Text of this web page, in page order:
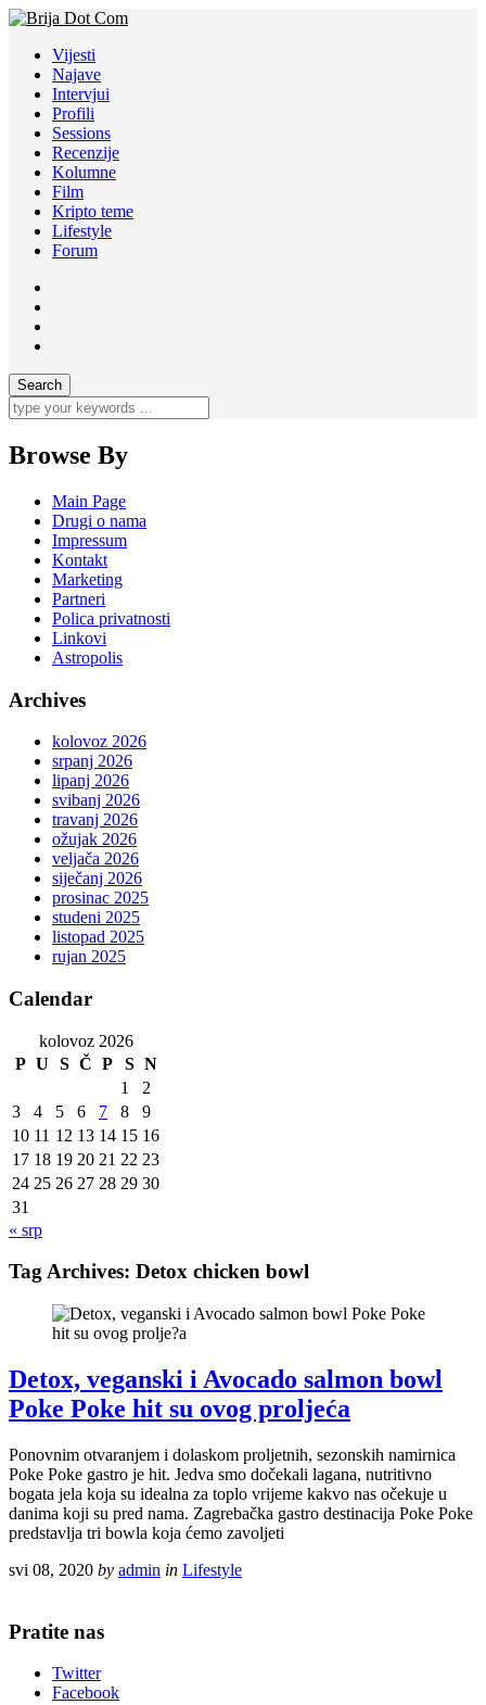
Vijesti
Najave
Intervjui
Profili
Sessions
Recenzije
Kolumne
Film
Kripto teme
Lifestyle
Forum
Browse By
Main Page
Drugi o nama
Impressum
Kontakt
Marketing
Partneri
Polica privatnosti
Linkovi
Astropolis
Archives
kolovoz 2026
srpanj 2026
lipanj 2026
svibanj 2026
travanj 2026
ožujak 2026
veljača 2026
siječanj 2026
prosinac 2025
studeni 2025
listopad 2025
rujan 2025
Calendar
kolovoz 2026
P U S Č P S N
1
2
3
4 5 6 7 8
9
10 11 12 13 14 15 16
17 18 19 20 21 22 23
24 25 26 27 28 29 30
31
« srp
Tag Archives: Detox chicken bowl
Detox, veganski i Avocado salmon bowl
Poke Poke hit su ovog proljeća
Ponovnim otvaranjem i dolaskom proljetnih, sezonskih namirnica
Poke Poke gastro je hit. Jedva smo dočekali lagana, nutritivno
bogata jela koja su idealna za toplo vrijeme kakvo nas očekuje u
danima koji su pred nama. Zagrebačka gastro destinacija Poke Poke
predstavlja tri bowla koja ćemo zavoljeti
svi 08, 2020 by admin in Lifestyle
Pratite nas
Twitter
Facebook